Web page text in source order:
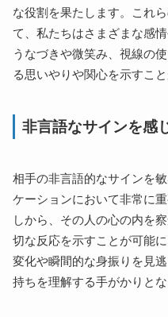
な役割を果たします。これ
て、私たちはさまざまな感
うなづきや微笑み、視線の
る思いやりや関心を示すこと
非言語なサインを感
相手の非言語的なサインを
ケーションにおいて非常に
しから、その人の心の内を
切な反応を示すことが可能
変化や瞬間的な身振りを見
持ちを理解する手がかりとな